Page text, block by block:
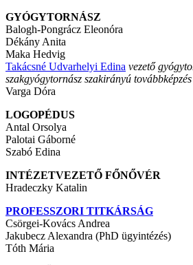
GYÓGYTORNÁSZ
Balogh-Pongrácz Eleonóra
Dékány Anita
Maka Hedvig
Takácsné Udvarhelyi Edina vezető
szakgyógytornász szakirányú
Varga Dóra
LOGOPÉDUS
Antal Orsolya
Palotai Gáborné
Szabó Edina
INTÉZETVEZETŐ FŐNŐVÉR
Hradeczky Katalin
PROFESSZORI TITKÁRSÁG
Csörgei-Kovács Andrea
Jakubecz Alexandra (PhD ügyintézés)
Tóth Mária